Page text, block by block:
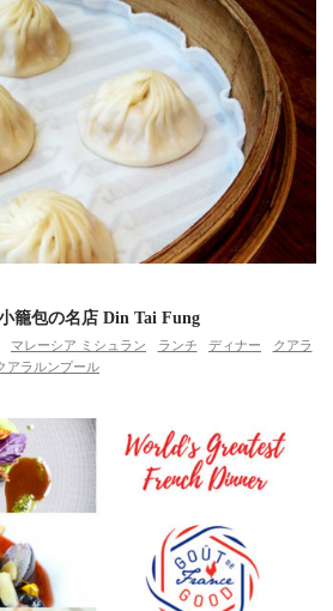
包の名店 Din Tai Fung
マレーシア ミシュラン ランチ ディナー
クアラ
アラルンプール